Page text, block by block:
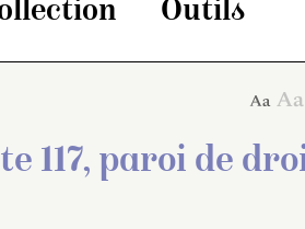
Outils
117, paroi de